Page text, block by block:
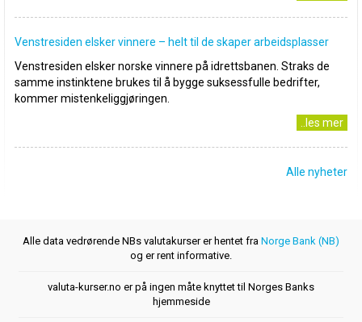
Venstresiden elsker vinnere – helt til de skaper arbeidsplasser
Venstresiden elsker norske vinnere på idrettsbanen. Straks de
samme instinktene brukes til å bygge suksessfulle bedrifter,
kommer mistenkeliggjøringen.
..les mer
Alle nyheter
Alle data vedrørende NBs valutakurser er hentet fra Norge Bank (NB)
og er rent informative.
valuta-kurser.no er på ingen måte knyttet til Norges Banks
hjemmeside